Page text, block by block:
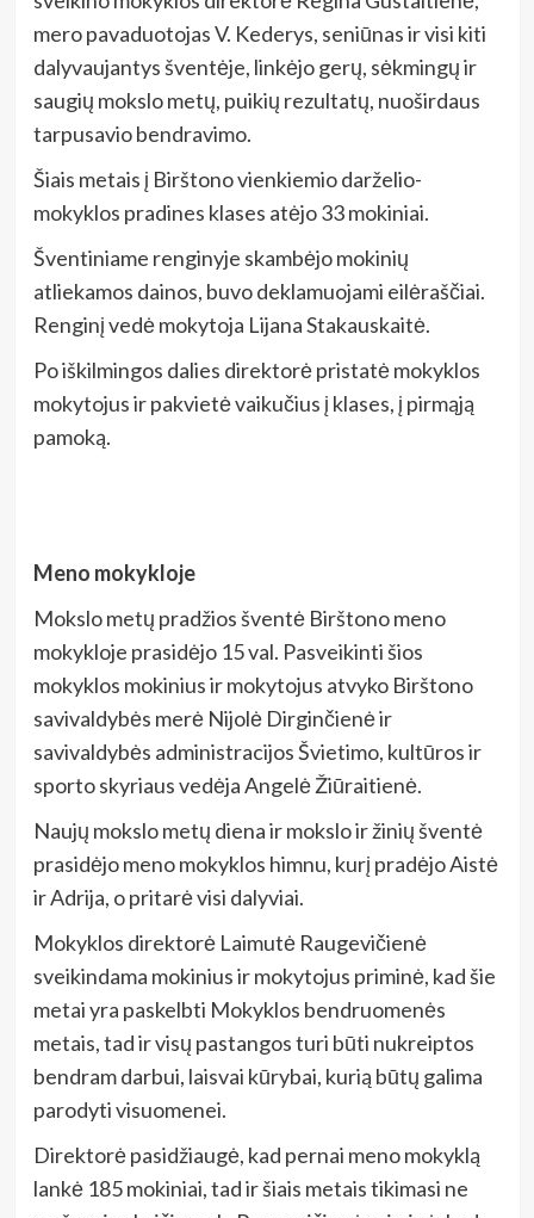
mero pavaduotojas V. Kederys, seniūnas ir visi kiti
dalyvaujantys šventėje, linkėjo gerų, sėkmingų ir
saugių mokslo metų, puikių rezultatų, nuoširdaus
tarpusavio bendravimo.
Šiais metais į Birštono vienkiemio darželio-
mokyklos pradines klases atėjo 33 mokiniai.
Šventiniame renginyje skambėjo mokinių
atliekamos dainos, buvo deklamuojami eilėraščiai.
Renginį vedė mokytoja Lijana Stakauskaitė.
Po iškilmingos dalies direktorė pristatė mokyklos
mokytojus ir pakvietė vaikučius į klases, į pirmąją
pamoką.
Meno mokykloje
Mokslo metų pradžios šventė Birštono meno
mokykloje prasidėjo 15 val. Pasveikinti šios
mokyklos mokinius ir mokytojus atvyko Birštono
savivaldybės merė Nijolė Dirginčienė ir
savivaldybės administracijos Švietimo, kultūros ir
sporto skyriaus vedėja Angelė Žiūraitienė.
Naujų mokslo metų diena ir mokslo ir žinių šventė
prasidėjo meno mokyklos himnu, kurį pradėjo Aistė
ir Adrija, o pritarė visi dalyviai.
Mokyklos direktorė Laimutė Raugevičienė
sveikindama mokinius ir mokytojus priminė, kad šie
metai yra paskelbti Mokyklos bendruomenės
metais, tad ir visų pastangos turi būti nukreiptos
bendram darbui, laisvai kūrybai, kurią būtų galima
parodyti visuomenei.
Direktorė pasidžiaugė, kad pernai meno mokyklą
lankė 185 mokiniai, tad ir šiais metais tikimasi ne